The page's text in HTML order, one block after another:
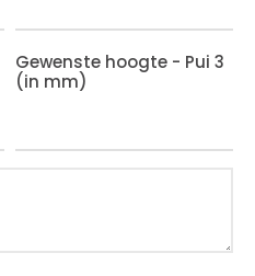
Gewenste hoogte - Pui 3
(in mm)